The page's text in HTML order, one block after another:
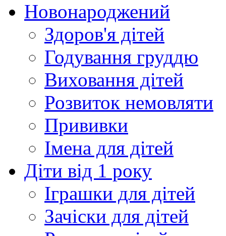
Новонароджений
Здоров'я дітей
Годування груддю
Виховання дітей
Розвиток немовляти
Прививки
Імена для дітей
Діти від 1 року
Іграшки для дітей
Зачіски для дітей